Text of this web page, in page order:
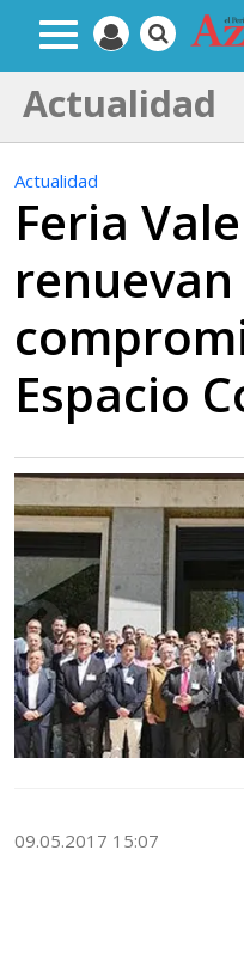
Actualidad
Actualidad
Feria
renuevan
Espacio
09.05.2017 15:07